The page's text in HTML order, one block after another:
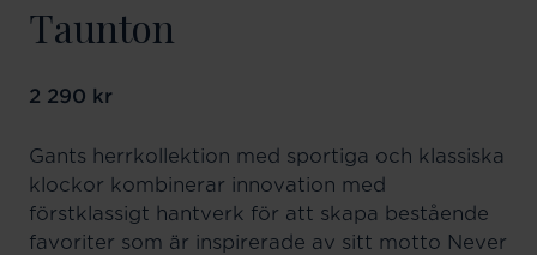
Taunton
Pris:2 290 kr
2 290 kr
Gants herrkollektion med sportiga och klassiska
klockor kombinerar innovation med
förstklassigt hantverk för att skapa bestående
favoriter som är inspirerade av sitt motto Never